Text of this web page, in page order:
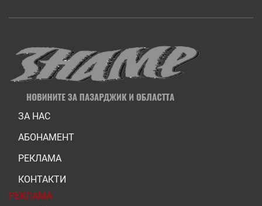
ЗА НАС
АБОНАМЕНТ
РЕКЛАМА
КОНТАКТИ
РЕКЛАМА